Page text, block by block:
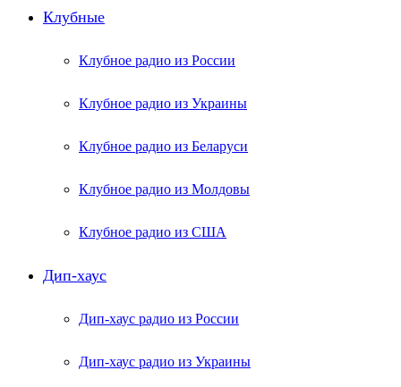
Клубные
Клубное радио из России
Клубное радио из Украины
Клубное радио из Беларуси
Клубное радио из Молдовы
Клубное радио из США
Дип-хаус
Дип-хаус радио из России
Дип-хаус радио из Украины